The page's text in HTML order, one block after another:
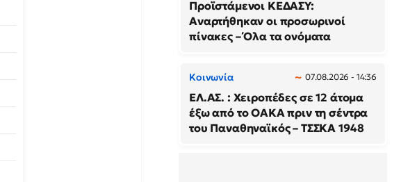
Προϊστάμενοι ΚΕΔΑΣΥ:
Αναρτήθηκαν οι προσωρινοί
πίνακες – Όλα τα ονόματα
Κοινωνία 07.08.2026 - 14:36
ΕΛ.ΑΣ. : Χειροπέδες σε 12 άτομα
έξω από το ΟΑΚΑ πριν τη σέντρα
του Παναθηναϊκός – ΤΣΣΚΑ 1948